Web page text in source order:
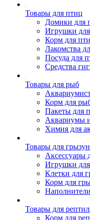
Товары для птиц
Домики для
Игрушки
Корм для
Лакомства
Посуда для
Средства
Товары для рыб
Корм для
Пакеты для
Аквариумы
Химия для
Товары для
Аксессуары
Игрушки
Клетки для
Корм для
Товары для
Корм для